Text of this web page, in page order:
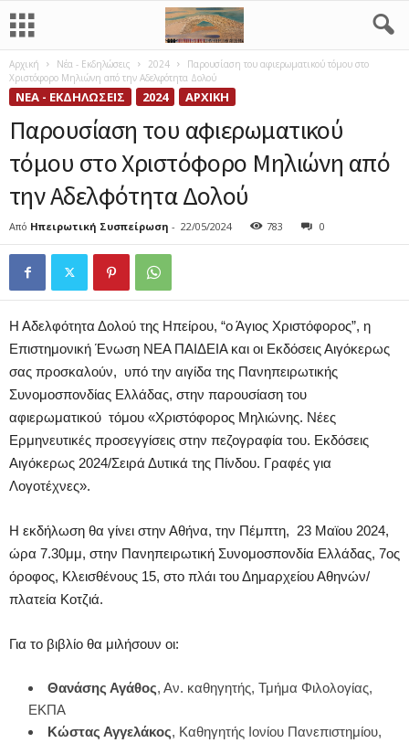
Αρχική Νέα - Εκδηλώσεις 2024
Παρουσίαση του αφιερωματικού τόμου στο
Χριστόφορο Μηλιώνη από την Αδελφότητα Δολού
ΝΈΑ - ΕΚΔΗΛΏΣΕΙΣ 2024 ΑΡΧΙΚΉ
Παρουσίαση του αφιερωματικού
τόμου στο Χριστόφορο Μηλιώνη από
την Αδελφότητα Δολού
Από Ηπειρωτική Συσπείρωση - 22/05/2024 783 0
Η Αδελφότητα Δολού της Ηπείρου, “ο Άγιος Χριστόφορος”, η
Επιστημονική Ένωση ΝΕΑ ΠΑΙΔΕΙΑ και οι Εκδόσεις Αιγόκερως
σας προσκαλούν, υπό την αιγίδα της Πανηπειρωτικής
Συνομοσπονδίας Ελλάδας, στην παρουσίαση του
αφιερωματικού τόμου «Χριστόφορος Μηλιώνης. Νέες
Ερμηνευτικές προσεγγίσεις στην πεζογραφία του. Εκδόσεις
Αιγόκερως 2024/Σειρά Δυτικά της Πίνδου. Γραφές για
Λογοτέχνες».
Η εκδήλωση θα γίνει στην Αθήνα, την Πέμπτη, 23 Μαϊου 2024,
ώρα 7.30μμ, στην Πανηπειρωτική Συνομοσπονδία Ελλάδας, 7ος
όροφος, Κλεισθένους 15, στο πλάι του Δημαρχείου Αθηνών/
πλατεία Κοτζιά.
Για το βιβλίο θα μιλήσουν οι:
Θανάσης Αγάθος, Αν. καθηγητής, Τμήμα Φιλολογίας,
ΕΚΠΑ
Κώστας Αγγελάκος, Καθηγητής Ιονίου Πανεπιστημίου,